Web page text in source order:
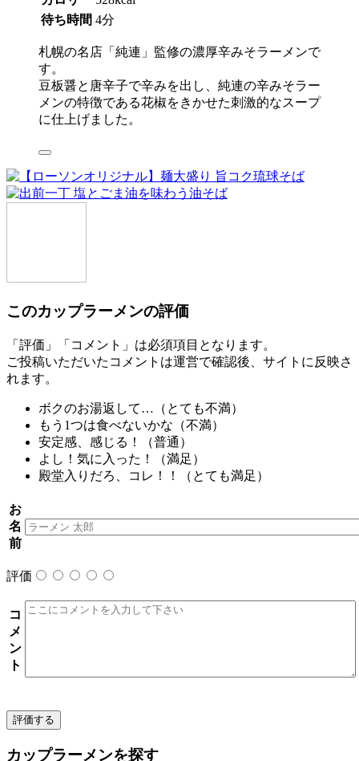
待ち時間 4分
札幌の名店「純連」監修の濃厚辛みそラーメンで
す。
豆板醤と唐辛子で辛みを出し、純連の辛みそラー
メンの特徴である花椒をきかせた刺激的なスープ
に仕上げました。
このカップラーメンの評価
「評価」「コメント」は必須項目となります。
ご投稿いただいたコメントは運営で確認後、サイトに反映さ
れます。
ボクのお湯返して…（ とても不満）
もう1つは食べないかな（不満）
安定感、感じる！（普通 ）
よし！気に入った！（満足 ）
殿堂入りだろ、コレ！！（ とても満足 ）
お
名
前
評価
コ
メ
ン
ト
カップラーメンを探す